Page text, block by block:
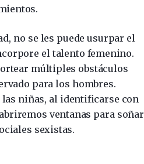
no se les puede usurpar el
el talento femenino.
múltiples obstáculos
para los hombres.
niñas, al identificarse con
ventanas para soñar
sexistas.